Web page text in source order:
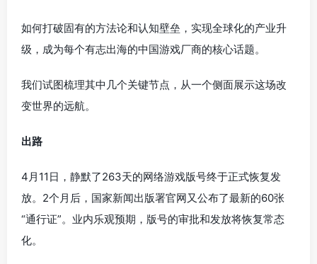
如何打破固有的方法论和认知壁垒，实现全球化的产业升
级，成为每个有志出海的中国游戏厂商的核心话题。
我们试图梳理其中几个关键节点，从一个侧面展示这场改
变世界的远航。
出路
4月11日，静默了263天的网络游戏版号终于正式恢复发
放。2个月后，国家新闻出版署官网又公布了最新的60张
“通行证”。业内乐观预期，版号的审批和发放将恢复常态
化。